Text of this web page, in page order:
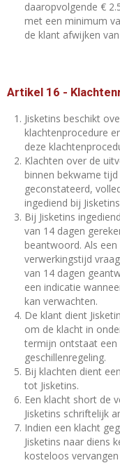
daaropvolgende €
met een minimum
de klant afwijken
Artikel 16 -
Jisketins beschikt
klachtenprocedure
deze
Klachten over de
binnen bekwame
geconstateerd,
ingediend bij
Bij Jisketins
van 14 dagen
beantwoord. Als
verwerkingstijd
van 14 dagen
een indicatie
kan verwachten.
De klant dient
om de klacht in
termijn ontstaat een
geschillenregeling.
Bij klachten dient
tot Jisketins.
Een klacht short de
Jisketins schriftelijk
Indien een klacht
Jisketins naar diens
kosteloos